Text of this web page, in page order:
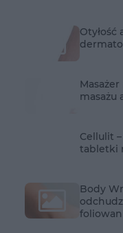
Otyłość
masażu
Cellulit
tabletki
Body